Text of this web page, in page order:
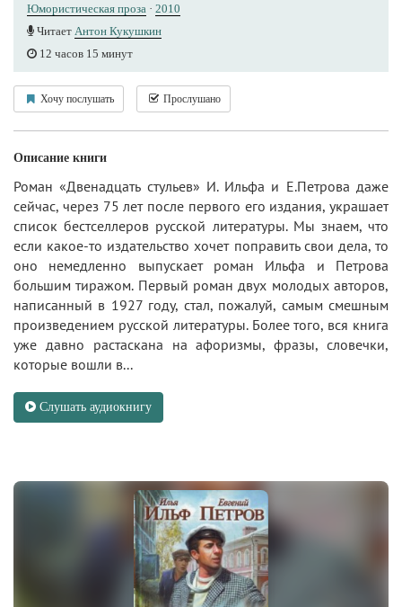
Юмористическая проза · 2010
Читает Антон Кукушкин
12 часов 15 минут
Хочу послушать Прослушано
Описание книги
Роман «Двенадцать стульев» И. Ильфа и Е.Петрова даже
сейчас, через 75 лет после первого его издания, украшает
список бестселлеров русской литературы. Мы знаем, что
если какое-то издательство хочет поправить свои дела, то
оно немедленно выпускает роман Ильфа и Петрова
большим тиражом. Первый роман двух молодых авторов,
написанный в 1927 году, стал, пожалуй, самым смешным
произведением русской литературы. Более того, вся книга
уже давно растаскана на афоризмы, фразы, словечки,
которые вошли в...
Слушать аудиокнигу